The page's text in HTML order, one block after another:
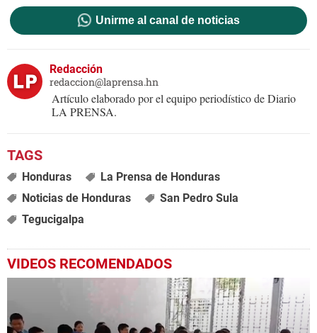
Unirme al canal de noticias
Redacción
redaccion@laprensa.hn
Artículo elaborado por el equipo periodístico de Diario
LA PRENSA.
Honduras
La Prensa de Honduras
Noticias de Honduras
San Pedro Sula
Tegucigalpa
VIDEOS RECOMENDADOS